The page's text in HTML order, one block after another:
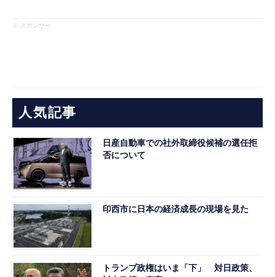
※ スポンサー
人気記事
日産自動車での社外取締役候補の選任拒
否について
印西市に日本の経済成長の現場を見た
トランプ政権はいま「下」 対日政策、